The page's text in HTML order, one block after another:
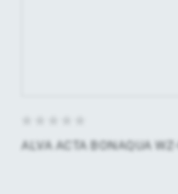
ALVA ACTA BONAQUA